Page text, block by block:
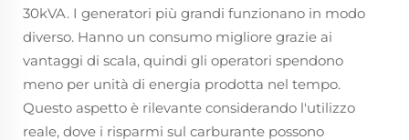
30kVA. I generatori più grandi funzionano in modo
diverso. Hanno un consumo migliore grazie ai
vantaggi di scala, quindi gli operatori spendono
meno per unità di energia prodotta nel tempo.
Questo aspetto è rilevante considerando l'utilizzo
reale, dove i risparmi sul carburante possono